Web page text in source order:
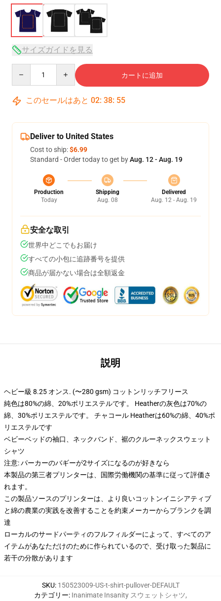
サイズガイドを見る
カートに追加
このセールはあと 02: 38: 54
Deliver to United States
Cost to ship:$6.99
Standard - Order today to get byAug. 12 - Aug. 19
Production
Today
Shipping
Aug. 08
Delivered
Aug. 12 - Aug. 19
安全な取引
世界中どこでもお届け
すべての小包に追跡番号を提供
商品が届かない場合は全額返金
説明
ヘビー級 8.25 オンス. (〜280 gsm) コットンリッチフリース
純色は80%の綿、20%ポリエステルです。 Heatherの灰色は70%の
綿、30%ポリエステルです。 チャコール Heatherは60%の綿、40%ポ
リエステルです
ベビーベッドの袖口、ネックバンド、裾のクルーネックスウェット
シャツ
注意: パーカーのバギーが2サイズになるのが好きなら
本製品の第三者プリンターは、国際労働機関の基準に従って評価さ
れます。
この製品ソースのプリンターは、より良いコットンイニシアティブ
と綿の農業の実践を改善することを約束メーカーからブランクを調
達
ローカルのサードパーティのフルフィルダーによって、すべてのア
イテムがあなただけのために作られているので、受け取った製品に
若干の分散があります
SKU: 150523009-US-t-shirt-pullover-DEFAULT
カテゴリー: Inanimate Insanity スウェットシャツ,